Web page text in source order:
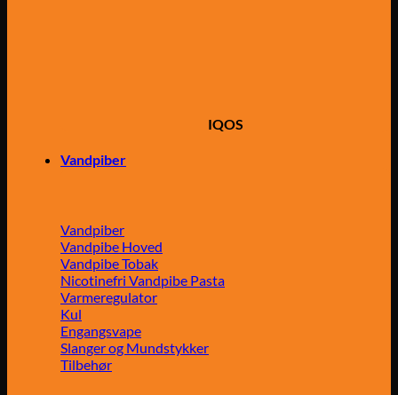
IQOS
Vandpiber
Vandpiber
Vandpibe Hoved
Vandpibe Tobak
Nicotinefri Vandpibe Pasta
Varmeregulator
Kul
Engangsvape
Slanger og Mundstykker
Tilbehør